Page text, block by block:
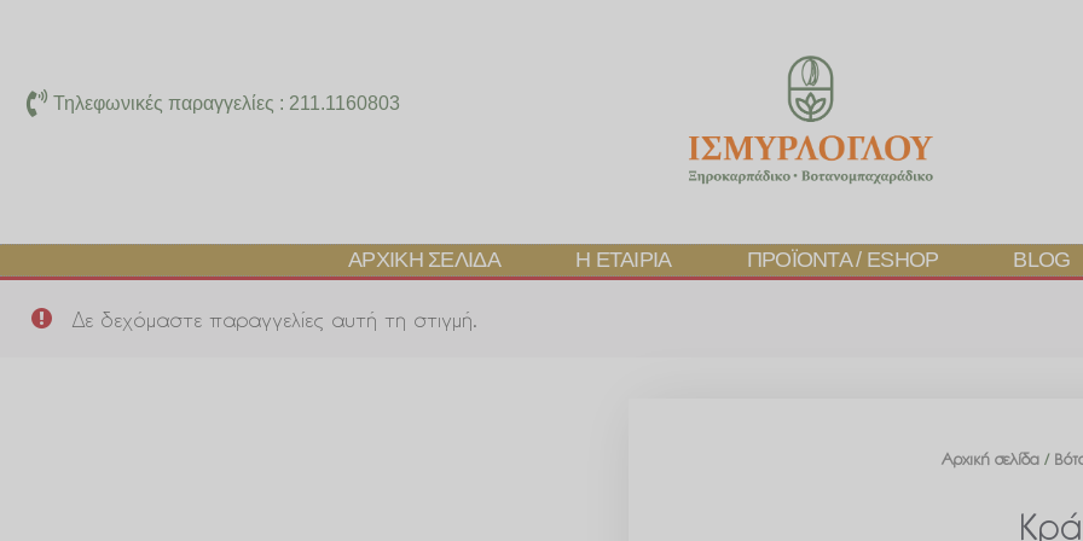
περιεχόμενο
Τηλεφωνικές παραγγελίες : 211.1160803
ΑΡΧΙΚΉ ΣΕΛΊΔΑ Η ΕΤΑΙΡΊΑ ΠΡΟΪΌΝΤΑ / ESHOP BLOG
Δε δεχόμαστε παραγγελίες αυτή τη στιγμή.
Αρχική σελίδα /